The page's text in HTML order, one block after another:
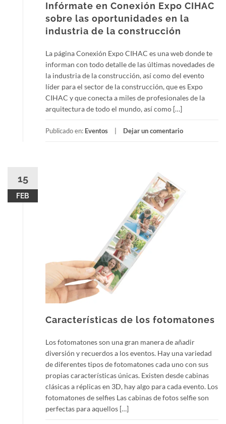
Infórmate en Conexión Expo CIHAC
sobre las oportunidades en la
industria de la construcción
La página Conexión Expo CIHAC es una web donde te
informan con todo detalle de las últimas novedades de
la industria de la construcción, así como del evento
líder para el sector de la construcción, que es Expo
CIHAC y que conecta a miles de profesionales de la
arquitectura de todo el mundo, así como […]
Publicado en: Eventos Dejar un comentario
15
FEB
Características de los fotomatones
Los fotomatones son una gran manera de añadir
diversión y recuerdos a los eventos. Hay una variedad
de diferentes tipos de fotomatones cada uno con sus
propias características únicas. Existen desde cabinas
clásicas a réplicas en 3D, hay algo para cada evento. Los
fotomatones de selfies Las cabinas de fotos selfie son
perfectas para aquellos […]